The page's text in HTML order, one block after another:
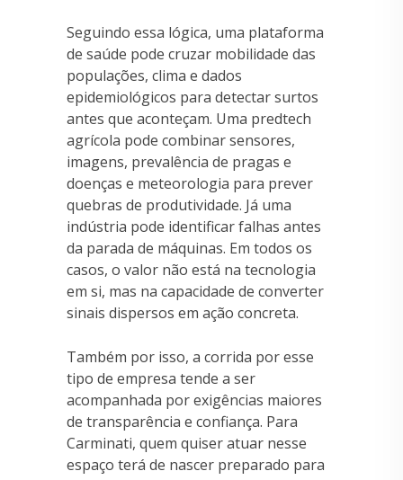
Seguindo essa lógica, uma plataforma
de saúde pode cruzar mobilidade das
populações, clima e dados
epidemiológicos para detectar surtos
antes que aconteçam. Uma predtech
agrícola pode combinar sensores,
imagens, prevalência de pragas e
doenças e meteorologia para prever
quebras de produtividade. Já uma
indústria pode identificar falhas antes
da parada de máquinas. Em todos os
casos, o valor não está na tecnologia
em si, mas na capacidade de converter
sinais dispersos em ação concreta.
Também por isso, a corrida por esse
tipo de empresa tende a ser
acompanhada por exigências maiores
de transparência e confiança. Para
Carminati, quem quiser atuar nesse
espaço terá de nascer preparado para